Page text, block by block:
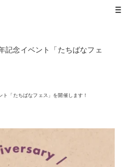
記念イベント「たちばなフェ
「たちばなフェス」を開催します！